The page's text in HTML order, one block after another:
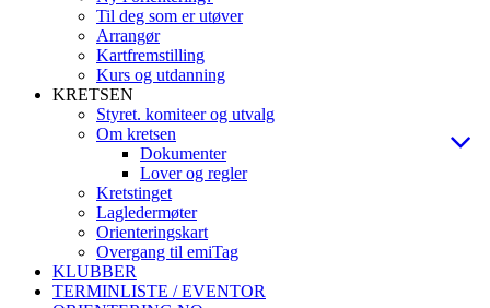
Til deg som er utøver
Arrangør
Kartfremstilling
Kurs og utdanning
KRETSEN
Styret. komiteer og utvalg
Om kretsen
Dokumenter
Lover og regler
Kretstinget
Lagledermøter
Orienteringskart
Overgang til emiTag
KLUBBER
TERMINLISTE / EVENTOR